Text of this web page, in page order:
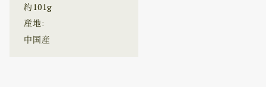
約101g
産地:
中国産